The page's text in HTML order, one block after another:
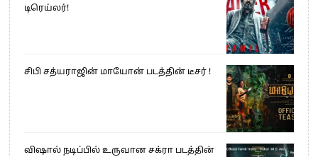
டிரெய்லர்!
சிபி சத்யராஜின் மாயோன் படத்தின் டீசர் !
விஷால் நடிப்பில் உருவான சக்ரா படத்தின்